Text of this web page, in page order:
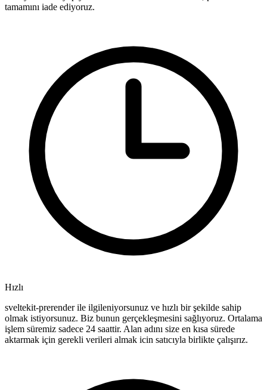
tamamını iade ediyoruz.
Hızlı
sveltekit-prerender ile ilgileniyorsunuz ve hızlı bir şekilde sahip
olmak istiyorsunuz. Biz bunun gerçekleşmesini sağlıyoruz. Ortalama
işlem süremiz sadece 24 saattir. Alan adını size en kısa sürede
aktarmak için gerekli verileri almak icin satıcıyla birlikte çalışırız.